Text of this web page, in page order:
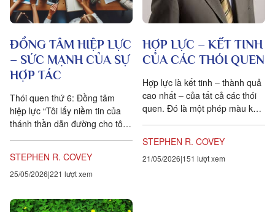
ĐỒNG TÂM HIỆP LỰC
– SỨC MẠNH CỦA SỰ
HỢP TÁC
Thói quen thứ 6: Đồng tâm
hiệp lực “Tôi lấy niềm tin của
thánh thần dẫn đường cho tôi:
STEPHEN R. COVEY
25/05/2026 221 lượt xem
HỢP LỰC – KẾT TINH
CỦA CÁC THÓI QUEN
Hợp lực là kết tinh – thành quả
cao nhất – của tất cả các thói
quen. Đó là một phép màu khi
STEPHEN R. COVEY
21/05/2026 151 lượt xem